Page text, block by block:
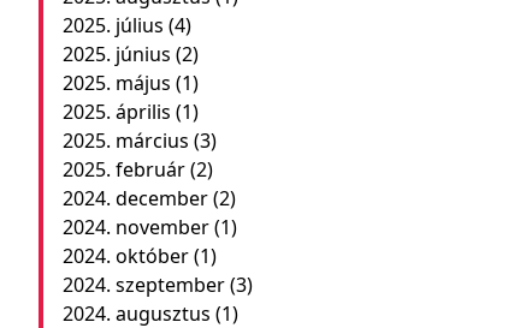
2025. július (4)
2025. június (2)
2025. május (1)
2025. április (1)
2025. március (3)
2025. február(2)
2024. december(2)
2024. november(1)
2024. október(1)
2024. szeptember(3)
2024. augusztus (1)